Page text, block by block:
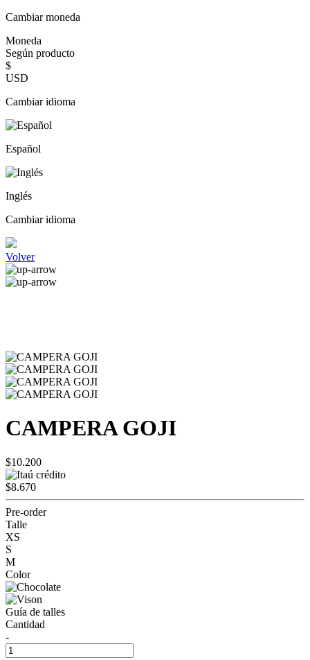
Cambiar moneda
Moneda
Según producto
$
USD
Cambiar idioma
Español
Inglés
Cambiar idioma
Volver
CAMPERA GOJI
$10.200
$8.670
Pre-order
Talle
XS
S
M
Color
Guía de talles
Cantidad
-